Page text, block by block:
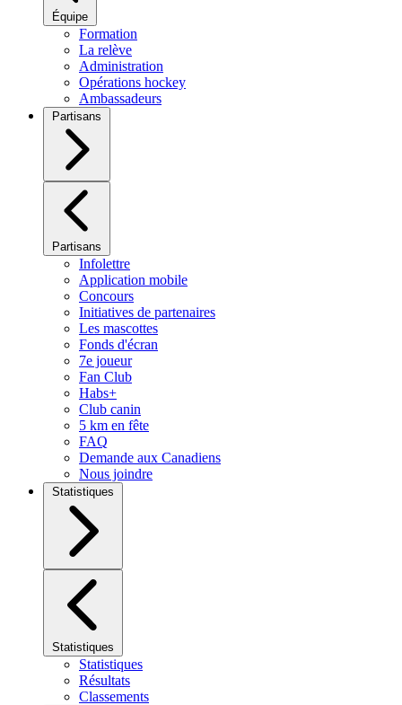
Équipe
Formation
La relève
Administration
Opérations hockey
Ambassadeurs
Partisans
Partisans
Infolettre
Application mobile
Concours
Initiatives de partenaires
Les mascottes
Fonds d'écran
7e joueur
Fan Club
Habs+
Club canin
5 km en fête
FAQ
Demande aux Canadiens
Nous joindre
Statistiques
Statistiques
Statistiques
Résultats
Classements